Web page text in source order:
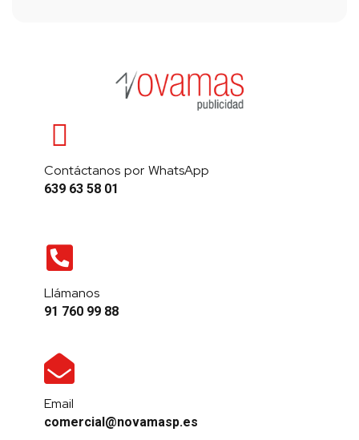
Contáctanos por WhatsApp
639 63 58 01
Llámanos
91 760 99 88
Email
comercial@novamasp.es